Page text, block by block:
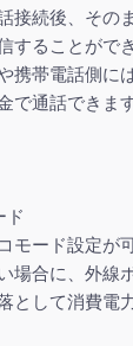
接続後、その
することがで
携帯電話側に
で通話できます
ド
モード設定が
場合に、外線
として消費電